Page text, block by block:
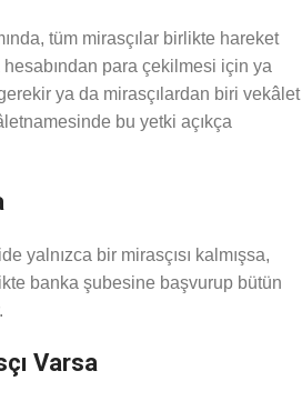
tüm mirasçılar birlikte hareket
para çekilmesi için ya
ya da mirasçılardan biri vekâlet
bu yetki açıkça
yalnızca bir mirasçısı kalmışsa,
banka şubesine başvurup bütün
Varsa